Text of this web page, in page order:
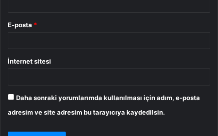
E-posta *
İnternet sitesi
Daha sonraki yorumlarımda kullanılması için adım, e-posta
adresim ve site adresim bu tarayıcıya kaydedilsin.